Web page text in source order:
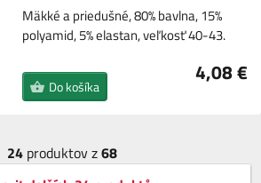
Mäkké a priedušné, 80% bavlna, 15%
polyamid, 5% elastan, veľkosť 40-43.
4,08 €
Do košíka
24 produktov z68